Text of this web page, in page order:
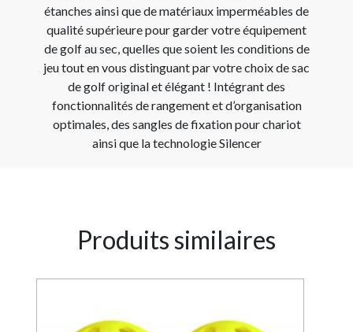
étanches ainsi que de matériaux imperméables de
qualité supérieure pour garder votre équipement
de golf au sec, quelles que soient les conditions de
jeu tout en vous distinguant par votre choix de sac
de golf original et élégant ! Intégrant des
fonctionnalités de rangement et d’organisation
optimales, des sangles de fixation pour chariot
ainsi que la technologie Silencer
Produits similaires